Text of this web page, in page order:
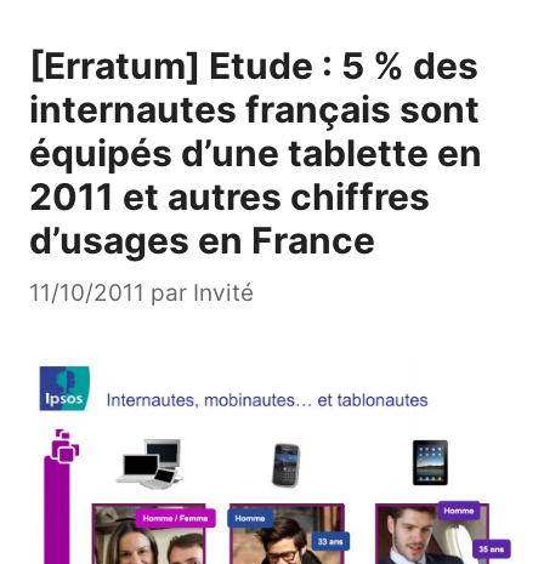
[Erratum] Etude : 5 % des
internautes français sont
équipés d’une tablette en
2011 et autres chiffres
d’usages en France
11/10/2011 par Invité